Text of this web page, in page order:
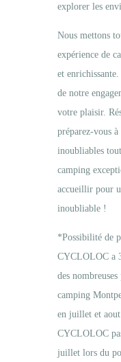
explorer les
Nous mettons
expérience de
et
de notre
votre plaisir.
préparez-vous
inoubliables
camping
accueillir pour
inoubliable !
*Possibilité de
CYCLOLOC a
des
camping
en juillet et
CYCLOLOC
juillet lors du